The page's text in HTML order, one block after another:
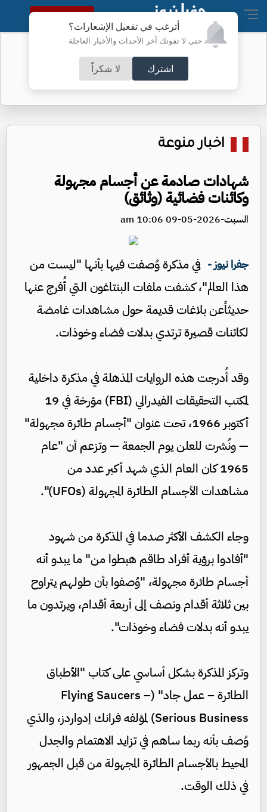
أترغب في تفعيل الإشعارات؟
حتى لا تفوتك آخر الأحداث والأخبار العاجلة
اشترك لا شكراً
النسخة الكاملة
اخبار منوعة
شهادات صادمة عن أجسام مجهولة
وكائنات فضائية (وثائق)
السبت-2026-05-09 10:06 am
جفرا نيوز - في مذكرة وُصفت فيها بأنها "ليست من
هذا العالم"، كشفت ملفات البنتاغون التي أُفرج عنها
حديثاًعن بلاغات قديمة حول مشاهدات غامضة
لكائنات قصيرة ترتدي بدلات فضاء وخوذات.
وقد أُدرجت هذه الروايات المذهلة في مذكرة داخلية
لمكتب التحقيقات الفيدرالي (FBI) مؤرخة في 19
أكتوبر 1966، تحت عنوان "أجسام طائرة مجهولة"
— ونُشرت للعلن يوم الجمعة — وتزعم أن "عام
1965 كان العام الذي شهد أكبر عدد من
مشاهدات الأجسام الطائرة المجهولة (UFOs)".
وجاء الكشف الأكثر صدما في المذكرة من شهود
"أفادوا برؤية أفراد طاقم هبطوا من" ما يبدو أنه
أجسام طائرة مجهولة، "وُصفوا بأن طولهم يتراوح
بين ثلاثة أقدام ونصف إلى أربعة أقدام، ويرتدون ما
يبدو أنه بدلات فضاء وخوذات".
وتركز المذكرة بشكل أساسي على كتاب "الأطباق
الطائرة – عمل جاد" (Flying Saucers –
Serious Business) لمؤلفه فرانك إدواردز، والذي
وُصف بأنه ربما ساهم في تزايد الاهتمام والجدل
المحيط بالأجسام الطائرة المجهولة من قبل الجمهور
في ذلك الوقت.